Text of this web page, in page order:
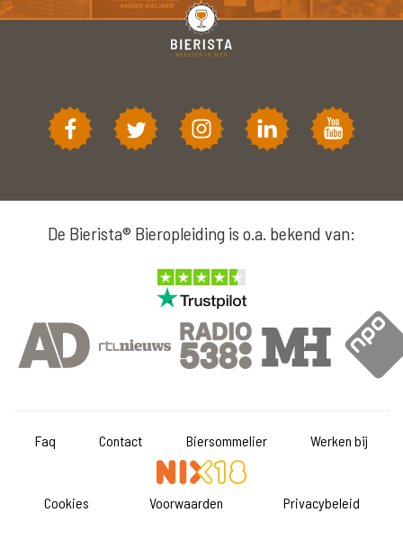
De Bierista® Bieropleiding is o.a. bekend van:
Faq Contact Biersommelier Werken bij
Cookies Voorwaarden Privacybeleid